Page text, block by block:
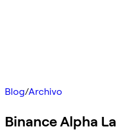
Blog/Archivo
Binance Alpha